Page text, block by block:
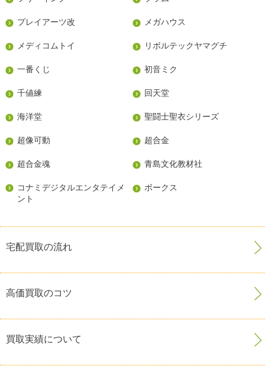
プレイアーツ改 メガハウス
メディコムトイ リボルテックヤマグチ
一番くじ 初音ミク
千値練 回天堂
海洋堂 聖闘士聖衣シリーズ
超像可動 超合金
超合金魂 青島文化教材社
コナミデジタルエンタテイメ
ント
ボークス
宅配買取の流れ
高価買取のコツ
買取実績について